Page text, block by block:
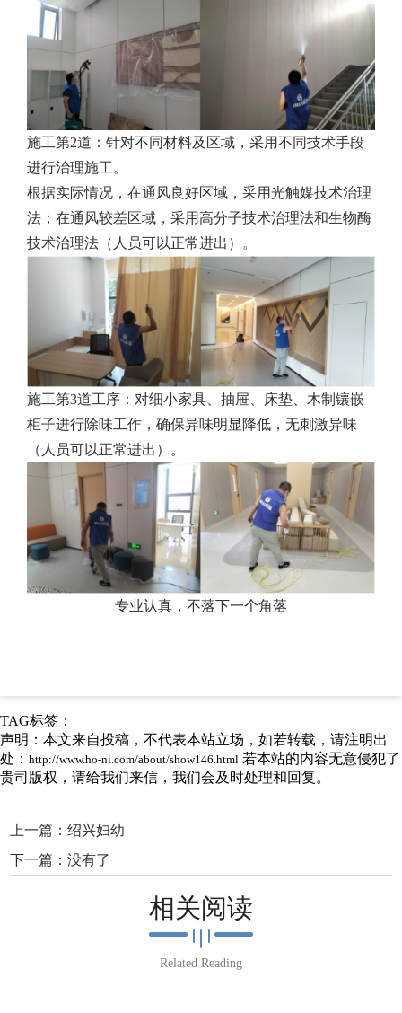
施工第2道：针对不同材料及区域，采用不同技术手段
进行治理施工。
根据实际情况，在通风良好区域，采用光触媒技术治理
法；在通风较差区域，采用高分子技术治理法和生物酶
技术治理法（人员可以正常进出）。
施工第3道工序：对细小家具、抽屉、床垫、木制镶嵌
柜子进行除味工作，确保异味明显降低，无刺激异味
（人员可以正常进出）。
专业认真，不落下一个角落
TAG标签：
声明：本文来自投稿，不代表本站立场，如若转载，请注明出
处： http://www.ho-ni.com/about/show146.html 若本站的内容无意侵犯了
贵司版权，请给我们来信，我们会及时处理和回复。
上一篇：绍兴妇幼
下一篇：没有了
相关阅读
Related Reading